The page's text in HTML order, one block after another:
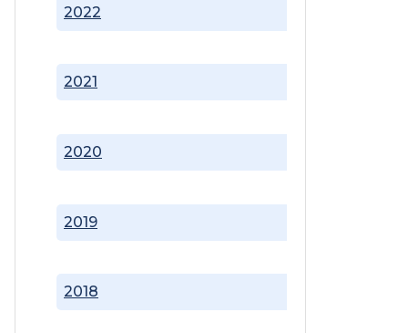
2018
2019
2020
2021
2022